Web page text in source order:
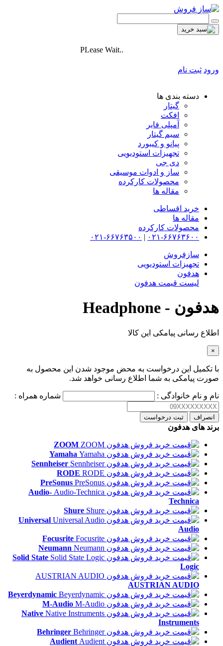
PLease Wait..
ورود ثبت نام
دسته بندی ها
گیتار
افکت
آمپلی فایر
سیم گیتار
پیانو و کیبورد
تجهیزات استودیویی
دی جی
ساز و ادوات موسیقی
محصولات کارکرده
مقاله ها
خرید اقساطی
مقاله ها
محصولات کارکرده
۰۲۱-۶۶۷۶۳۶۰۰ | ۰۲۱-۶۶۷۶۳۵۰۰
سازفروش
تجهیزات استودیویی
هدفون
لیست قیمت هدفون
هدفون - Headphone
اطلاع رسانی پیامکی این کالا
×
با تکمیل این درخواست به محض موجود شدن این محصول به
صورت پیامکی به شما اطلاع رسانی خواهد شد.
نام و نام خانوادگی : شماره همراه :
انصراف ثبت درخواست
برند های هدفون
ZOOM
Yamaha
Sennheiser
RODE
PreSonus
Audio-
Technica
Shure
Universal
Audio
Focusrite
Neumann
Solid State
Logic
AUSTRIAN AUDIO
Beyerdynamic
M-Audio
Native
Instruments
Behringer
Audient